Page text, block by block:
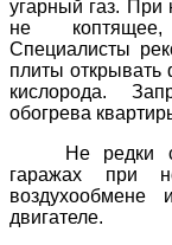
угарный газ. При
не коптящее,
Специалисты
плиты открывать
кислорода.
обогрева
Не редки
гаражах при
двигателе.